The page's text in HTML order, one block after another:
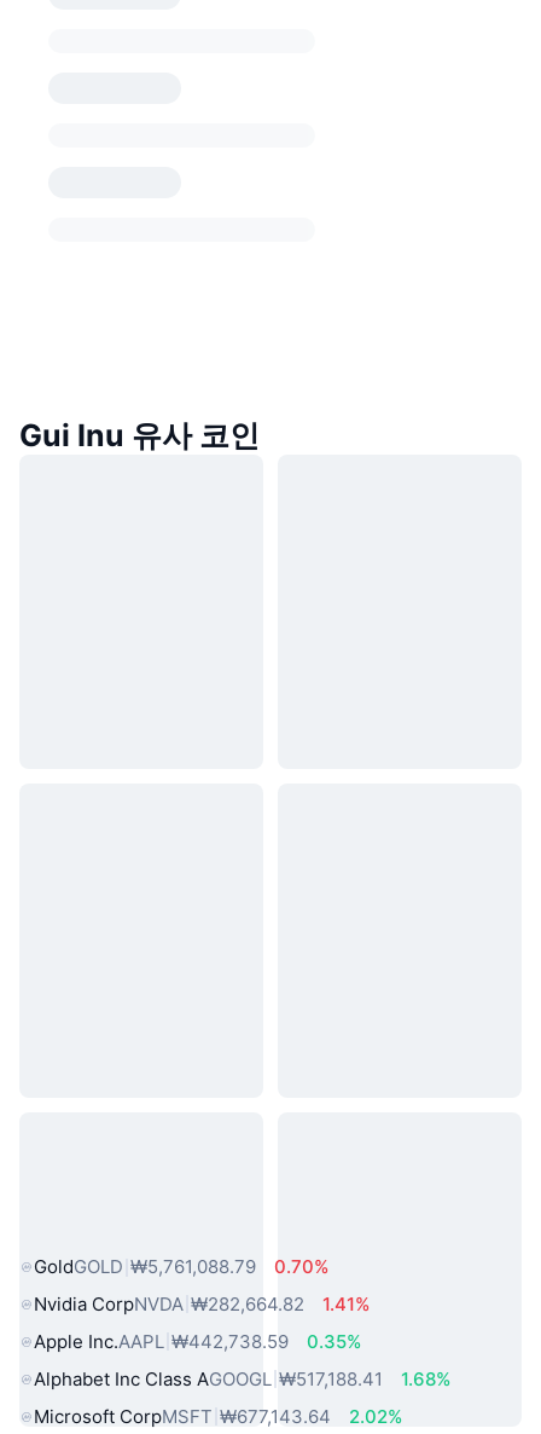
Gui Inu 유사 코인
GoldGOLD ₩5,761,088.79
0.70%
Nvidia CorpNVDA ₩282,664.82
1.41%
Apple Inc.AAPL ₩442,738.59
0.35%
Alphabet Inc Class AGOOGL ₩517,188.41
1.68%
Microsoft CorpMSFT ₩677,143.64
2.02%